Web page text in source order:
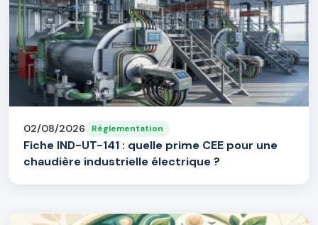
02/08/2026 Réglementation
Fiche IND-UT-141 : quelle prime CEE pour une
chaudière industrielle électrique ?